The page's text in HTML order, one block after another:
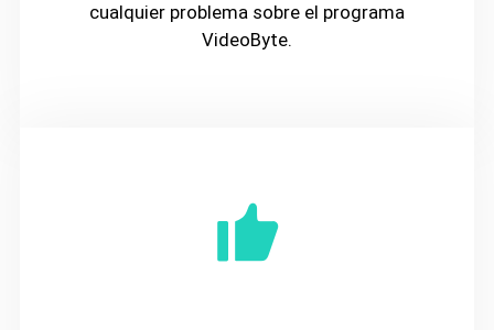
cualquier problema sobre el programa
VideoByte.